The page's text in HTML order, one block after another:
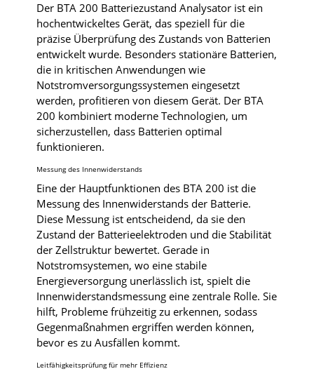
Der BTA 200 Batteriezustand Analysator ist ein
hochentwickeltes Gerät, das speziell für die
präzise Überprüfung des Zustands von Batterien
entwickelt wurde. Besonders stationäre Batterien,
die in kritischen Anwendungen wie
Notstromversorgungssystemen eingesetzt
werden, profitieren von diesem Gerät. Der BTA
200 kombiniert moderne Technologien, um
sicherzustellen, dass Batterien optimal
funktionieren.
Messung des Innenwiderstands
Eine der Hauptfunktionen des BTA 200 ist die
Messung des Innenwiderstands der Batterie.
Diese Messung ist entscheidend, da sie den
Zustand der Batterieelektroden und die Stabilität
der Zellstruktur bewertet. Gerade in
Notstromsystemen, wo eine stabile
Energieversorgung unerlässlich ist, spielt die
Innenwiderstandsmessung eine zentrale Rolle. Sie
hilft, Probleme frühzeitig zu erkennen, sodass
Gegenmaßnahmen ergriffen werden können,
bevor es zu Ausfällen kommt.
Leitfähigkeitsprüfung für mehr Effizienz